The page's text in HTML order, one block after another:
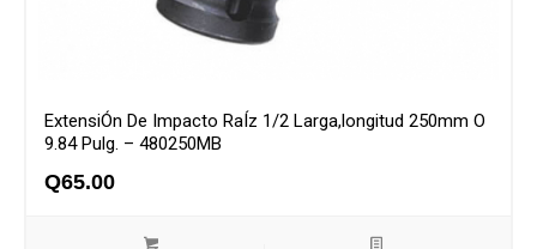
ExtensiÓn De Impacto RaÍz 1/2 Larga,longitud 250mm O
9.84 Pulg. – 480250MB
Q65.00